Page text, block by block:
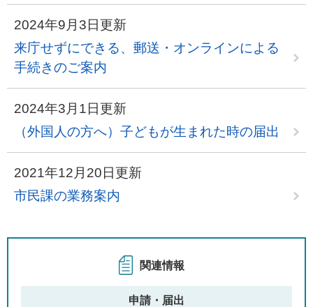
2024年9月3日更新
来庁せずにできる、郵送・オンラインによる
手続きのご案内
2024年3月1日更新
（外国人の方へ）子どもが生まれた時の届出
2021年12月20日更新
市民課の業務案内
関連情報
申請・届出